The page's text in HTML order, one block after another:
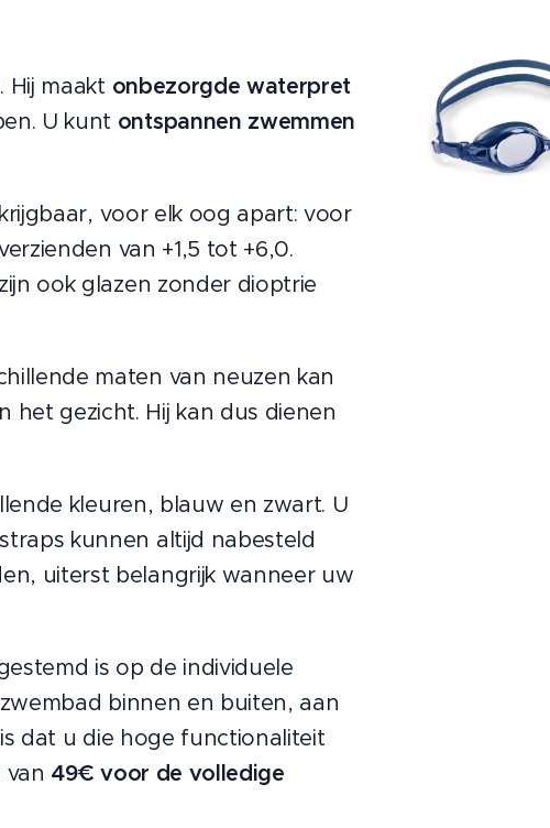
Hij maakt onbezorgde waterpret
U kunt ontspannen zwemmen
voor elk oog apart: voor
van +1,5 tot +6,0.
ook glazen zonder dioptrie
maten van neuzen kan
het gezicht. Hij kan dus dienen
kleuren, blauw en zwart. U
kunnen altijd nabesteld
uiterst belangrijk wanneer uw
is op de individuele
binnen en buiten, aan
dat u die hoge functionaliteit
van 49€ voor de volledige